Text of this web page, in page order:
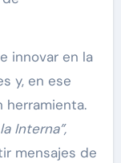
innovar en la
y, en ese
herramienta.
Interna”,
mensajes de